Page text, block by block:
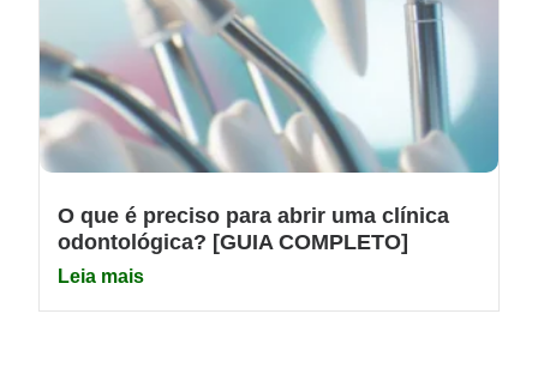
O que é preciso para abrir uma clínica
odontológica? [GUIA COMPLETO]
Leia mais